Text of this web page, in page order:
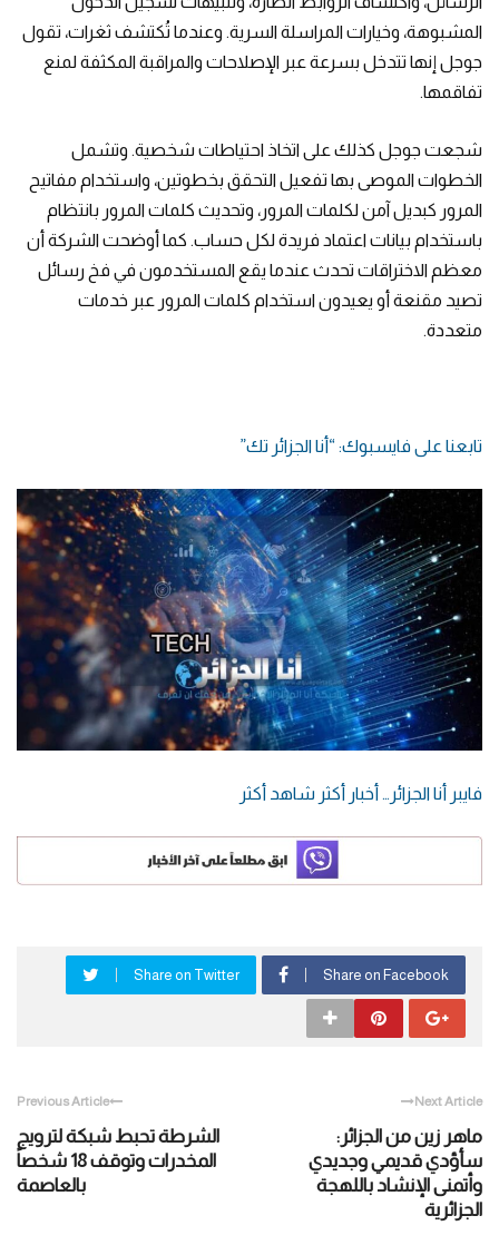
المشبوهة، وخيارات المراسلة السرية. وعندما تُكتشف ثغرات، تقول
جوجل إنها تتدخل بسرعة عبر الإصلاحات والمراقبة المكثفة لمنع
تفاقمها.
شجعت جوجل كذلك على اتخاذ احتياطات شخصية. وتشمل
الخطوات الموصى بها تفعيل التحقق بخطوتين، واستخدام مفاتيح
المرور كبديل آمن لكلمات المرور، وتحديث كلمات المرور بانتظام
باستخدام بيانات اعتماد فريدة لكل حساب. كما أوضحت الشركة أن
معظم الاختراقات تحدث عندما يقع المستخدمون في فخ رسائل
تصيد مقنعة أو يعيدون استخدام كلمات المرور عبر خدمات
متعددة.
تابعنا على فايسبوك: “أنا الجزائر تك”
فايبر أنا الجزائر… أخبار أكثر شاهد أكثر
Share on Facebook
Share on Twitter
Previous Article
الشرطة تحبط شبكة لترويج
المخدرات وتوقف 18 شخصاً
بالعاصمة
Next Article
ماهر زين من الجزائر:
سأؤدي قديمي وجديدي
وأتمنى الإنشاد باللهجة
الجزائرية